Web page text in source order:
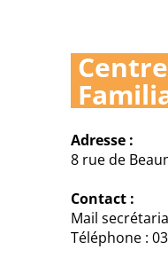
Adresse :
8 rue de
Contact :
Mail
Téléphone :